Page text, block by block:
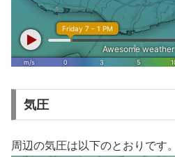
気圧
周辺の気圧は以下のとおりです。